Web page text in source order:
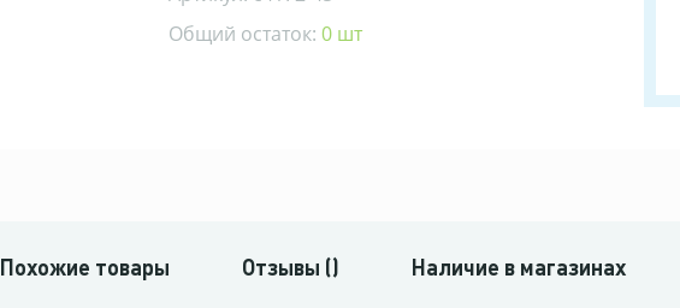
Общий остаток:0 шт
Похожие товары Отзывы () Наличие в магазинах